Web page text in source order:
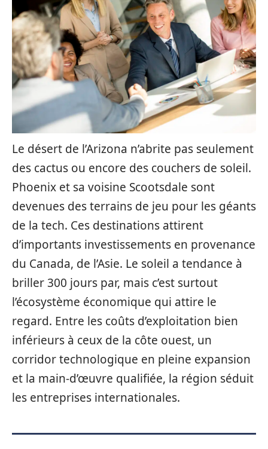
Le désert de l’Arizona n’abrite pas seulement
des cactus ou encore des couchers de soleil.
Phoenix et sa voisine Scootsdale sont
devenues des terrains de jeu pour les géants
de la tech. Ces destinations attirent
d’importants investissements en provenance
du Canada, de l’Asie. Le soleil a tendance à
briller 300 jours par, mais c’est surtout
l’écosystème économique qui attire le
regard. Entre les coûts d’exploitation bien
inférieurs à ceux de la côte ouest, un
corridor technologique en pleine expansion
et la main-d’œuvre qualifiée, la région séduit
les entreprises internationales.